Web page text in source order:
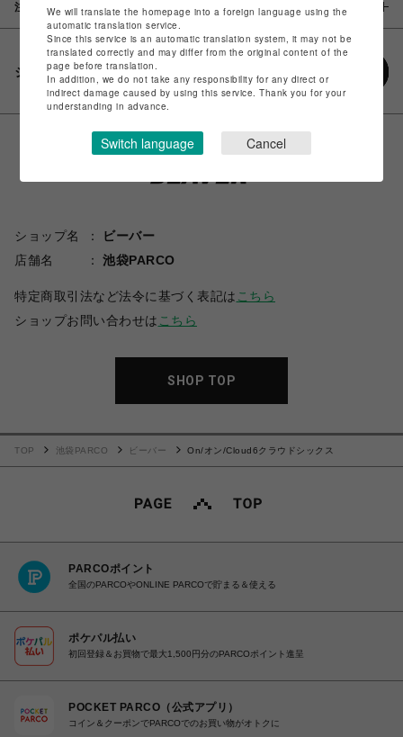
注意事項
シェアする
ショップ名
ビーバー
店舗名
池袋PARCO
特定商取引法など法令に基づく表記は こちら
ショップお問い合わせは こちら
SHOP TOP
TOP 池袋PARCO ビーバー On/オン/Cloud6クラウドシックス
PARCOポイント
全国のPARCOやONLINE PARCOで貯まる＆使える
ポケパル払い
初回登録＆お買物で最大1,500円分のPARCOポイント進呈
POCKET PARCO（公式アプリ）
コイン＆クーポンでPARCOでのお買い物がオトクに
We will translate the homepage into a foreign language using the
automatic translation service.
Since this service is an automatic translation system, it may not be
translated correctly and may differ from the original content of the
page before translation.
In addition, we do not take any responsibility for any direct or
indirect damage caused by using this service. Thank you for your
understanding in advance.
Switch language Cancel